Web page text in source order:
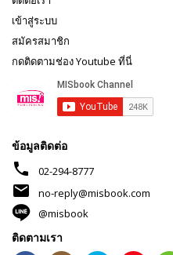
เข้าสู่ระบบ
สมัครสมาชิก
กดติดตามช่อง Youtube ที่นี่
ข้อมูลติดต่อ
phone 02-294-8777
mail
no-reply@misbook.com
@misbook
ติดตามเรา